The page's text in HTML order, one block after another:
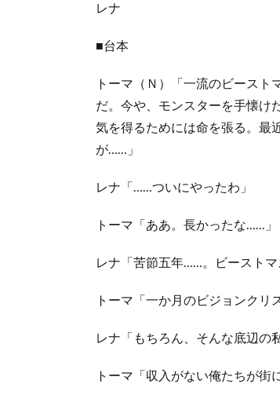
レナ
■台本
トーマ（Ｎ）「一流のビース
だ。今や、モンスターを手懐け
気を得るためには命を張る。最
が……」
レナ「……ついにやったわ」
トーマ「ああ。長かったな……」
レナ「苦節五年……。ビーストマ
トーマ「一か月のビジョンクリ
レナ「もちろん、そんな底辺の
トーマ「収入がない俺たちが